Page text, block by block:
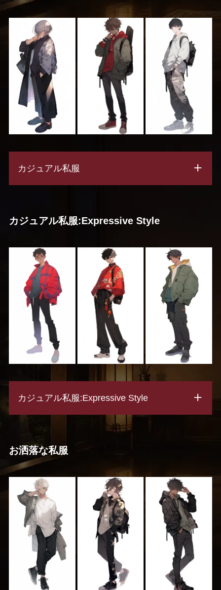
カジュアル私服
カジュアル私服:Expressive Style
カジュアル私服:Expressive Style
お洒落な私服